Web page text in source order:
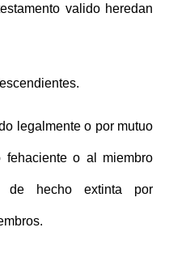
valido heredan
legalmente o por mutuo
o al miembro
de hecho extinta por